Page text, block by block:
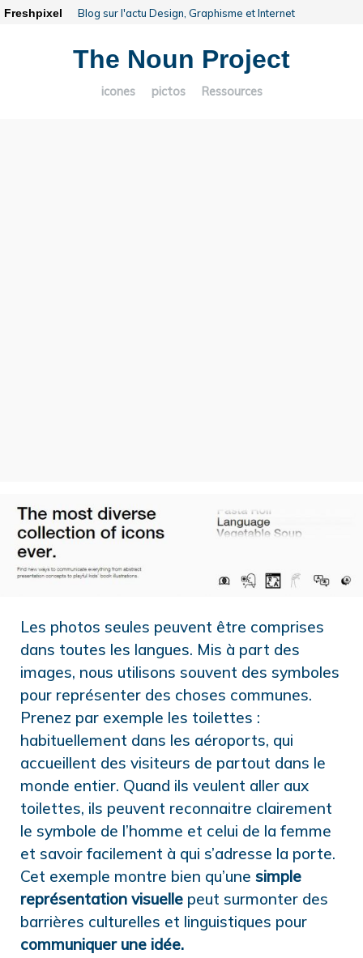
Freshpixel Blog sur l'actu Design, Graphisme et Internet
The Noun Project
icones pictos Ressources
Les photos seules peuvent être comprises
dans toutes les langues. Mis à part des
images, nous utilisons souvent des symboles
pour représenter des choses communes.
Prenez par exemple les toilettes :
habituellement dans les aéroports, qui
accueillent des visiteurs de partout dans le
monde entier. Quand ils veulent aller aux
toilettes, ils peuvent reconnaitre clairement
le symbole de l’homme et celui de la femme
et savoir facilement à qui s’adresse la porte.
Cet exemple montre bien qu’une simple
représentation visuelle peut surmonter des
barrières culturelles et linguistiques pour
communiquer une idée.